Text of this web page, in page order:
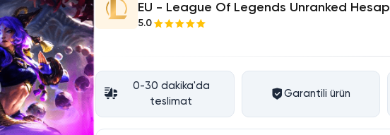
EU - League Of Legends Unranked Hesap
5.0
0-30 dakika'da
teslimat
Garantili ürün